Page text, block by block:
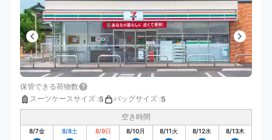
保管できる荷物数
スーツケースサイズ :5 バッグサイズ :5
空き時間
8/7金 8/8土 8/9日 8/10月 8/11火 8/12水 8/13木